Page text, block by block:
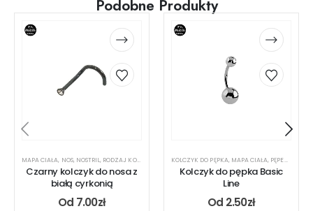
Podobne Produkty
MAPA CIAŁA, NOS, NOSTRIL, RODZAJ KOLCZYKA
Czarny kolczyk do nosa z
białą cyrkonią
Od 7.00zł
KOLCZYK DO PĘPKA, MAPA CIAŁA, PĘPEK
Kolczyk do pępka Basic
Line
Od 2.50zł